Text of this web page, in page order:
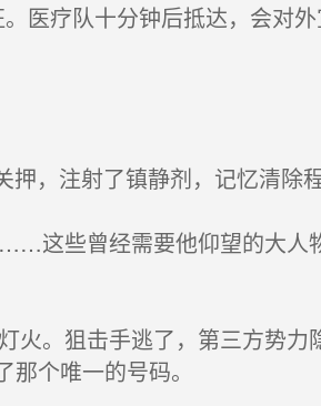
医疗队十分钟后抵达，会对
，注射了镇静剂，记忆清除
这些曾经需要他仰望的大人
。狙击手逃了，第三方势力
个唯一的号码。